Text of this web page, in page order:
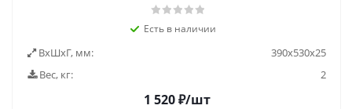
Есть в наличии
ВxШxГ, мм:
390x530x25
Вес, кг:
2
1 520₽/шт